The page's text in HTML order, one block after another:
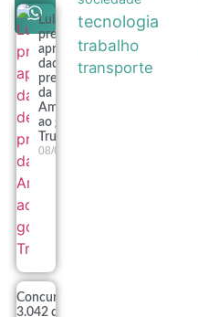
Lula
pretende
apresentar
dados de
preservação
da
Amazônia
ao governo
Trump
08/08
Concurso
3.042 da
tecnologia
trabalho
transporte